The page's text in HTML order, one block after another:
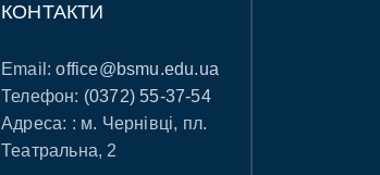
КОНТАКТИ
Email:office@bsmu.edu.ua
Телефон: (0372) 55-37-54
Адреса: : м. Чернівці, пл.
Театральна, 2